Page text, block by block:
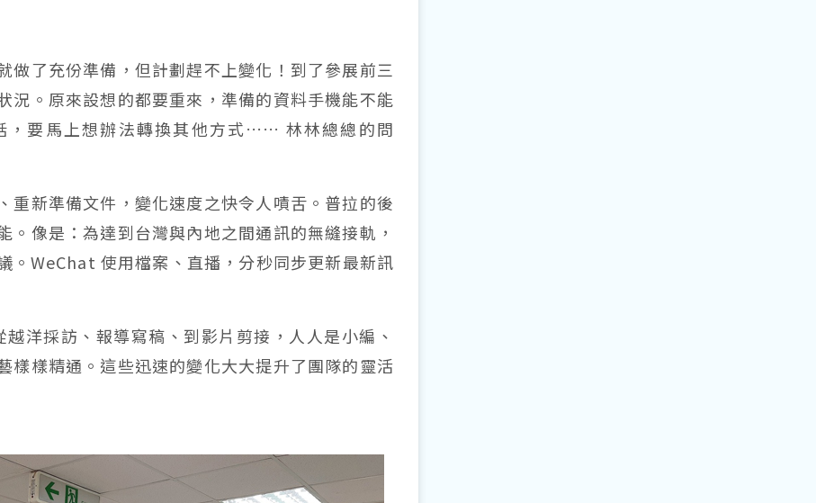
做了充份準備，但計劃趕不上變化！到了參展前三
況。原來設想的都要重來，準備的資料手機能不能
，要馬上想辦法轉換其他方式…… 林林總總的問
重新準備文件，變化速度之快令人嘖舌。普拉的後
。像是：為達到台灣與內地之間通訊的無縫接軌，
。WeChat 使用檔案、直播，分秒同步更新最新訊
洋採訪、報導寫稿、到影片剪接，人人是小編、
樣樣精通。這些迅速的變化大大提升了團隊的靈活